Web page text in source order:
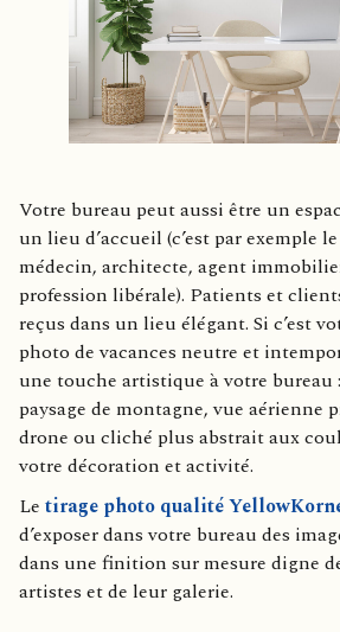
Votre bureau peut aussi être un
un lieu d’accueil (c’est par exemple
médecin, architecte, agent
profession libérale). Patients et
reçus dans un lieu élégant. Si c’est
photo de vacances neutre et
une touche artistique à votre bureau
paysage de montagne, vue aérienne
drone ou cliché plus abstrait aux
votre décoration et activité.
Le tirage photo qualité
d’exposer dans votre bureau des
dans une finition sur mesure digne
artistes et de leur galerie.